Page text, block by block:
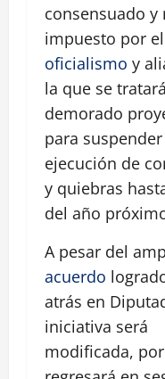
consensuado y
impuesto por el
oficialismo y
la que se
demorado
para
ejecución de
y quiebras
del año
A pesar del
acuerdo
atrás en
iniciativa será
modificada,